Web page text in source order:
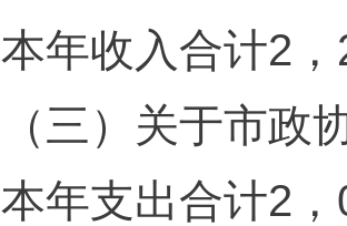
本年收入合计2
（三）关于市政
本年支出合计2